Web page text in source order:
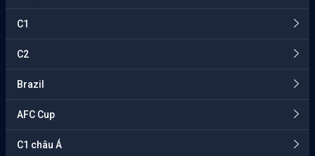
C1
C2
Brazil
AFC Cup
C1 châu Á